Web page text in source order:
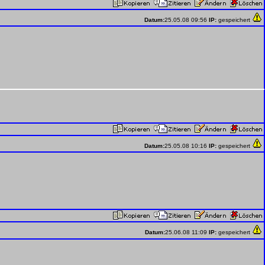
Datum:25.05.08 09:56 IP: gespeichert
Datum:25.05.08 10:16 IP: gespeichert
Datum:25.06.08 11:09 IP: gespeichert